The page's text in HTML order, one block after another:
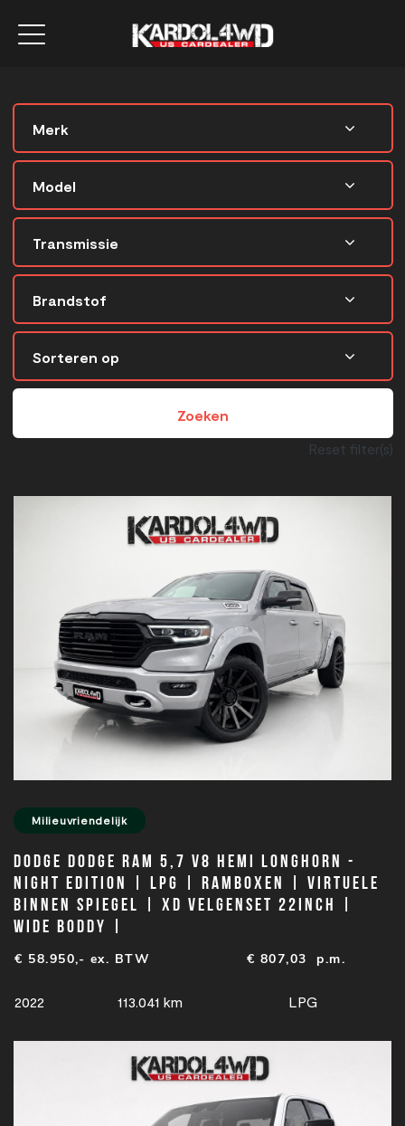
Zoeken
Reset filter(s)
Milieuvriendelijk
Dodge DODGE RAM 5,7 V8 Hemi Longhorn -
Night edition | LPG | Ramboxen | Virtuele
binnen spiegel | XD velgenset 22INCH |
Wide boddy |
€ 58.950,- ex. BTW € 807,03 p.m.
2022 113.041 km LPG